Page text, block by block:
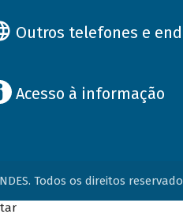
Outros telefones e
Acesso à informação
Todos os direitos